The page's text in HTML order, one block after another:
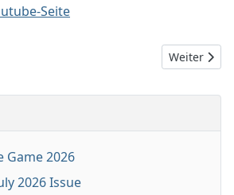
Seite
lügt!" - Offensichtlicher geht es
Nächster
Weiter
Game 2026
2026 Issue